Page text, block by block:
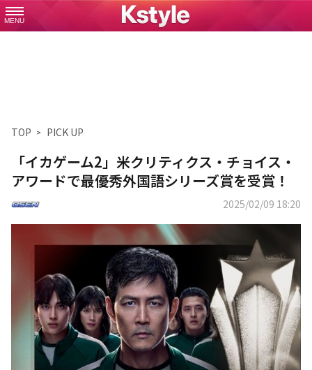
MENU
TOP PICK UP
「イカゲーム2」米クリティクス・チョイス・
アワードで最優秀外国語シリーズ賞を受賞！
2025/02/09 18:20